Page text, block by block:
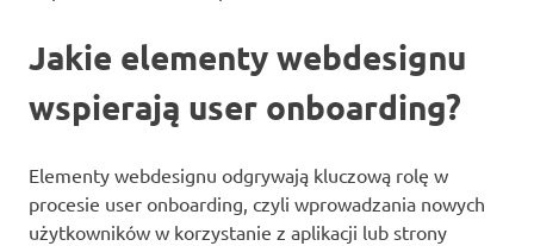
Jakie elementy webdesignu
wspierają user onboarding?
Elementy webdesignu odgrywają kluczową rolę w
procesie user onboarding, czyli wprowadzania nowych
użytkowników w korzystanie z aplikacji lub strony